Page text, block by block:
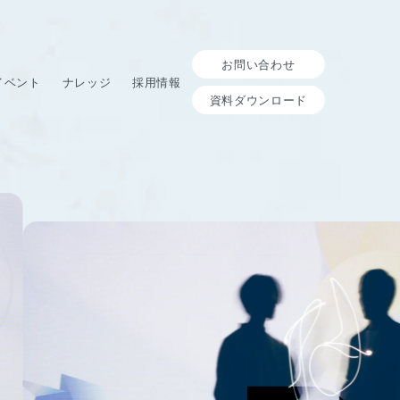
ベント ナレッジ 採用情報
お問い合わせ
資料ダウンロード